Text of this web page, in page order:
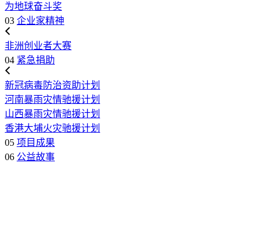
为地球奋斗奖
03 企业家精神
非洲创业者大赛
04 紧急捐助
新冠病毒防治资助计划
河南暴雨灾情驰援计划
山西暴雨灾情驰援计划
香港大埔火灾驰援计划
05 项目成果
06 公益故事